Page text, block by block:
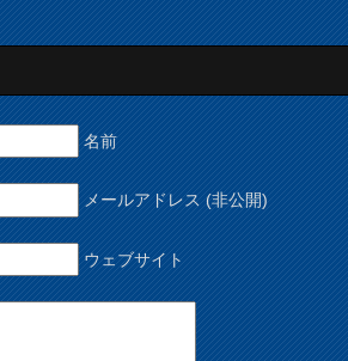
名前
メールアドレス (非公開)
ウェブサイト